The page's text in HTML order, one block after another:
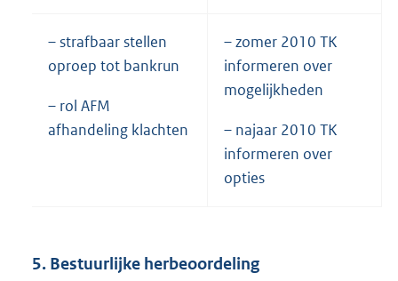
– strafbaar stellen
oproep tot bankrun
– rol AFM
afhandeling klachten
– zomer 2010 TK
informeren over
mogelijkheden
– najaar 2010 TK
informeren over
opties
5. Bestuurlijke herbeoordeling